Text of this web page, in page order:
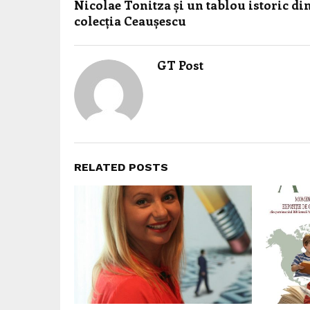
Nicolae Tonitza și un tablou istoric
colecția Ceaușescu
GT Post
RELATED POSTS